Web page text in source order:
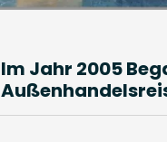
Im Jahr 2005